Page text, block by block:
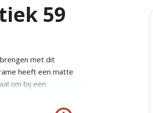
59
met dit
heeft een matte
om bij een